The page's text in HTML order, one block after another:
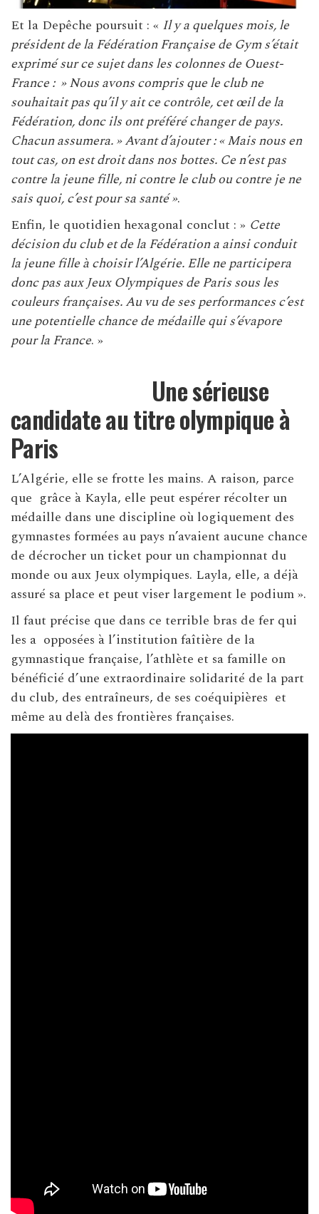
Et la Depêche poursuit : « Il y a quelques mois, le
président de la Fédération Française de Gym s’était
exprimé sur ce sujet dans les colonnes de Ouest-
France : » Nous avons compris que le club ne
souhaitait pas qu’il y ait ce contrôle, cet œil de la
Fédération, donc ils ont préféré changer de pays.
Chacun assumera. » Avant d’ajouter : « Mais nous en
tout cas, on est droit dans nos bottes. Ce n’est pas
contre la jeune fille, ni contre le club ou contre je ne
sais quoi, c’est pour sa santé ».
Enfin, le quotidien hexagonal conclut : » Cette
décision du club et de la Fédération a ainsi conduit
la jeune fille à choisir l’Algérie. Elle ne participera
donc pas aux Jeux Olympiques de Paris sous les
couleurs françaises. Au vu de ses performances c’est
une potentielle chance de médaille qui s’évapore
pour la France. »
Une sérieuse
candidate au titre olympique à
Paris
L’Algérie, elle se frotte les mains. A raison, parce
que grâce à Kayla, elle peut espérer récolter un
médaille dans une discipline où logiquement des
gymnastes formées au pays n’avaient aucune chance
de décrocher un ticket pour un championnat du
monde ou aux Jeux olympiques. Layla, elle, a déjà
assuré sa place et peut viser largement le podium ».
Il faut précise que dans ce terrible bras de fer qui
les a opposées à l’institution faîtière de la
gymnastique française, l’athlète et sa famille on
bénéficié d’une extraordinaire solidarité de la part
du club, des entraîneurs, de ses coéquipières et
même au delà des frontières françaises.